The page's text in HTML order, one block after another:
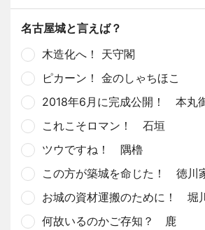
名古屋城と言えば？
木造化へ！ 天守閣
ピカーン！ 金のしゃちほこ
2018年6月に完成公開！ 本丸
これこそロマン！ 石垣
ツウですね！ 隅櫓
この方が築城を命じた！ 徳川
お城の資材運搬のために！ 堀川
何故いるのかご存知？ 鹿